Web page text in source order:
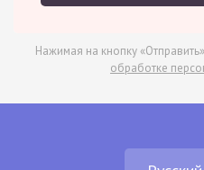
Нажимая на кнопку
обработке